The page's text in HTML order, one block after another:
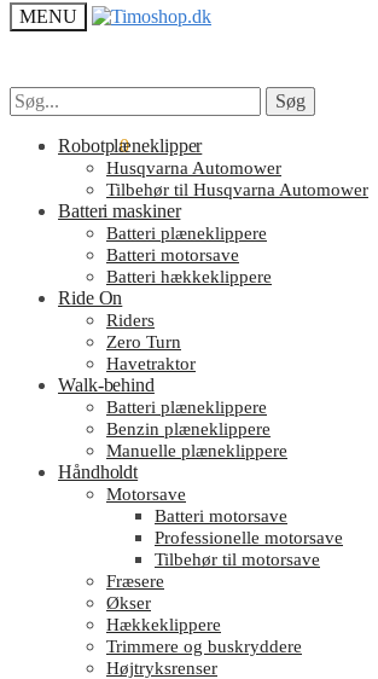
MENU
Søg
efter:
Søg
kr.0.00 0
Søg
efter:
Søg
Robotplæneklipper
Husqvarna Automower
Tilbehør til Husqvarna Automower
Batteri maskiner
Batteri plæneklippere
Batteri motorsave
Batteri hækkeklippere
Ride On
Riders
Zero Turn
Havetraktor
Walk-behind
Batteri plæneklippere
Benzin plæneklippere
Manuelle plæneklippere
Håndholdt
Motorsave
Batteri motorsave
Professionelle motorsave
Tilbehør til motorsave
Fræsere
Økser
Hækkeklippere
Trimmere og buskryddere
Højtryksrenser